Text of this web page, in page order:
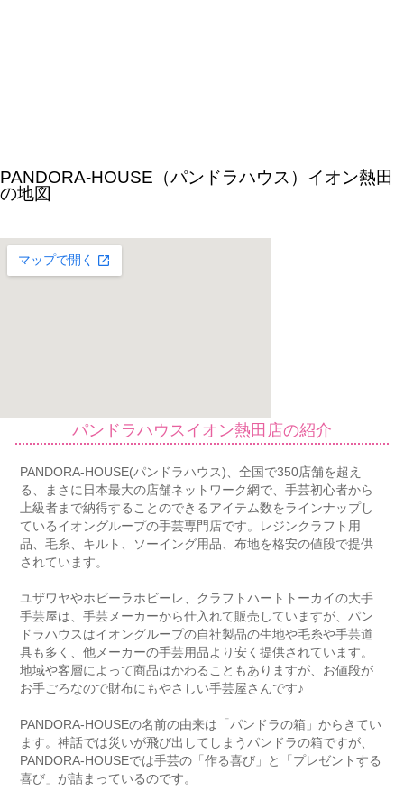
PANDORA-HOUSE（パンドラハウス）イオン熱田
の地図
パンドラハウスイオン熱田店の紹介
PANDORA-HOUSE(パンドラハウス)、全国で350店舗を超え
る、まさに日本最大の店舗ネットワーク網で、手芸初心者から
上級者まで納得することのできるアイテム数をラインナップし
ているイオングループの手芸専門店です。レジンクラフト用
品、毛糸、キルト、ソーイング用品、布地を格安の値段で提供
されています。
ユザワヤやホビーラホビーレ、クラフトハートトーカイの大手
手芸屋は、手芸メーカーから仕入れて販売していますが、パン
ドラハウスはイオングループの自社製品の生地や毛糸や手芸道
具も多く、他メーカーの手芸用品より安く提供されています。
地域や客層によって商品はかわることもありますが、お値段が
お手ごろなので財布にもやさしい手芸屋さんです♪
PANDORA-HOUSEの名前の由来は「パンドラの箱」からきてい
ます。神話では災いが飛び出してしまうパンドラの箱ですが、
PANDORA-HOUSEでは手芸の「作る喜び」と「プレゼントする
喜び」が詰まっているのです。